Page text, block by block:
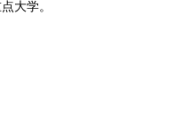
大学。